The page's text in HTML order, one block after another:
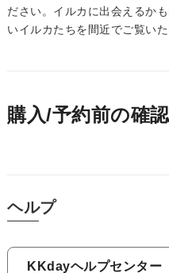
ださい。イルカに出会えるか
いイルカたちを間近でご覧い
購入/予約前の確
ヘルプ
KKdayヘルプセンター